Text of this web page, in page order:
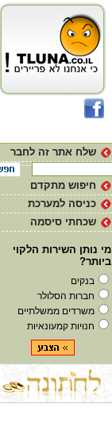
שלח אתר זה לחבר
חיפוש מתקדם
כניסה למערכת
שכחתי סיסמה
מי נותן השירות הלקוי
ביותר?
בנקים
חברות הסלולר
משרדים ממשלתיים
חנויות קמעונאיות